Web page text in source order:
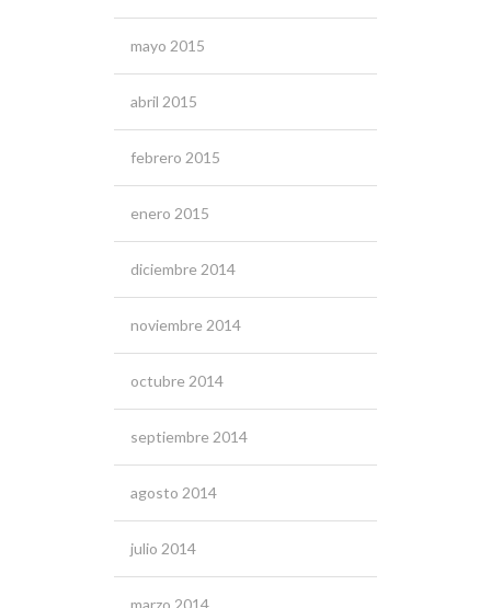
mayo 2015
abril 2015
febrero 2015
enero 2015
diciembre 2014
noviembre 2014
octubre 2014
septiembre 2014
agosto 2014
julio 2014
marzo 2014